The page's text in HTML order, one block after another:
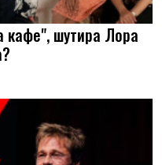
кафе", шутира Лора